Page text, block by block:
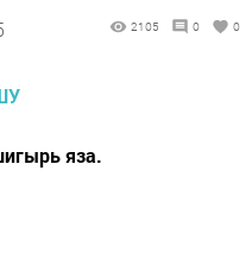
2105 0 0
яза.